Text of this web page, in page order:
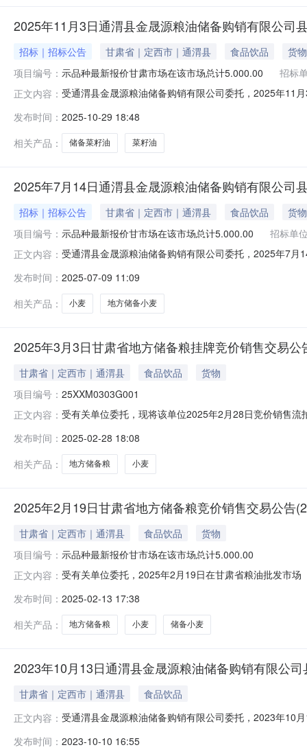
2025年11月3日通渭县金晟源粮油储备购销有限公司
招标｜招标公告 甘肃省｜定西市｜通渭县 食品饮品
货物
项目编号： 示品种最新报价甘肃市场在该市场总计5.000.00
招标
正文内容： 受通渭县金晟源粮油储备购销有限公司委托，2025年11
具体事宜公告如下：一、交易方式本次交易采用购销双
发布时间： 2025-10-29 18:48
相关产品：
储备菜籽油 菜籽油
2025年7月14日通渭县金晟源粮油储备购销有限公司
招标｜招标公告 甘肃省｜定西市｜通渭县 食品饮品
货物
项目编号： 示品种最新报价甘市场在该市场总计5.000.00
招标单
正文内容： 受通渭县金晟源粮油储备购销有限公司委托，2025年7
号东川储备库1P3仓（2500吨）、1P4仓（2500吨）。
南许昌、焦作地
发布时间： 2025-07-09 11:09
相关产品：
小麦 地方储备小麦
2025年3月3日甘肃省地方储备粮挂牌竞价销售交易公
甘肃省｜定西市｜通渭县 食品饮品
货物
项目编号： 25XXM0303G001
正文内容： 受有关单位委托，现将该单位2025年2月28日竞价销售
间结束时间1县级储备小麦挂牌销售专场通渭县金晟源粮
后，买方选定标的，在起
发布时间： 2025-02-28 18:08
相关产品：
地方储备粮 小麦
2025年2月19日甘肃省地方储备粮竞价销售交易公告
甘肃省｜定西市｜通渭县 食品饮品
货物
项目编号： 示品种最新报价甘市场在该市场总计5.000.00
正文内容： 受有关单位委托，2025年2月19日在甘肃省粮油批发市
易时间1市县级储备小麦销售专场通渭县金晟源粮油储备
竞价交易的小麦价格为卖方仓内
发布时间： 2025-02-13 17:38
相关产品：
地方储备粮 小麦 储备小麦
2023年10月13日通渭县金晟源粮油储备购销有限公
甘肃省｜定西市｜通渭县
食品饮品
正文内容： 受通渭县金晟源粮油储备购销有限公司委托，2023年10
就具体事宜公告如下：一、交易方式本次交易采用购销
发布时间： 2023-10-10 16:55